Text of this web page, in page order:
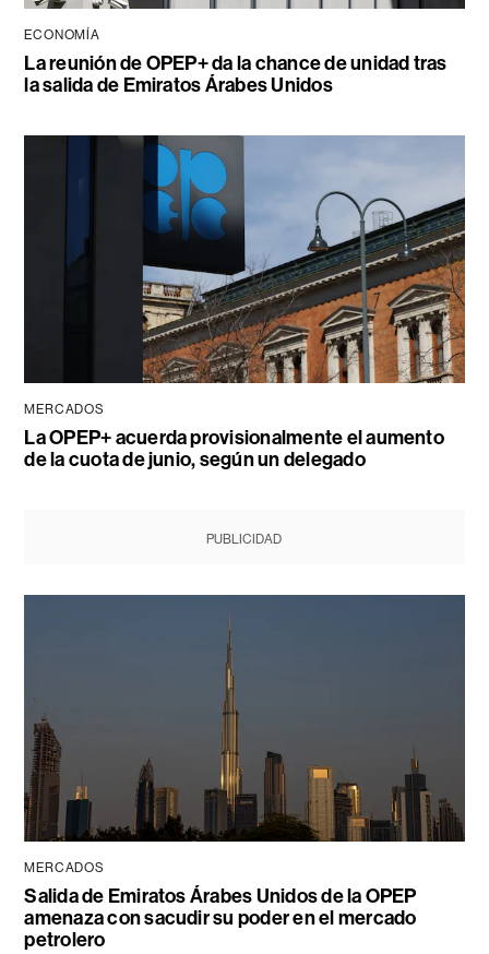
ECONOMÍA
La reunión de OPEP+ da la chance de unidad tras
la salida de Emiratos Árabes Unidos
MERCADOS
La OPEP+ acuerda provisionalmente el aumento
de la cuota de junio, según un delegado
PUBLICIDAD
MERCADOS
Salida de Emiratos Árabes Unidos de la OPEP
amenaza con sacudir su poder en el mercado
petrolero